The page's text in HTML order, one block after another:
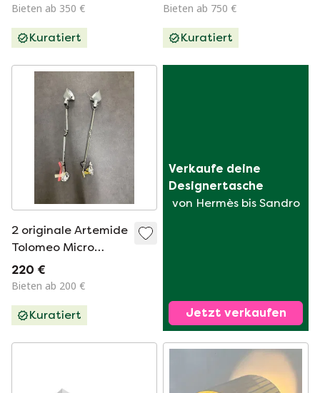
Bieten ab 350 €
Kuratiert
Bieten ab 750 €
Kuratiert
2 originale Artemide
Tolomeo Micro
Wandleuchten
220 €
Bieten ab 200 €
Kuratiert
Verkaufe deine
Designertasche
von Hermès bis Sandro
Jetzt verkaufen